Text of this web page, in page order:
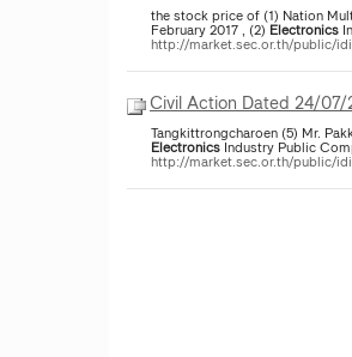
the stock price of (1) Nation
February 2017 , (2)Electronics
http://market.sec.or.th/public/
Civil Action Dated 24/
Electronics Industry Public
http://market.sec.or.th/public/